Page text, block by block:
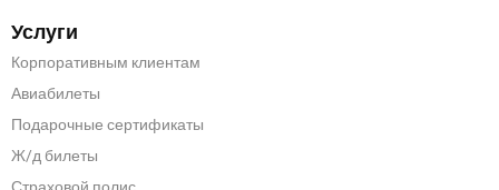
Услуги
Корпоративным клиентам
Авиабилеты
Подарочные сертификаты
Ж/д билеты